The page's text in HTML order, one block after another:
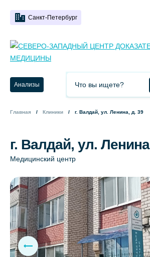
Санкт-Петербург
Анализы
Главная Клиники г. Валдай, ул. Ленина, д. 39
г. Валдай, ул.
Медицинский центр